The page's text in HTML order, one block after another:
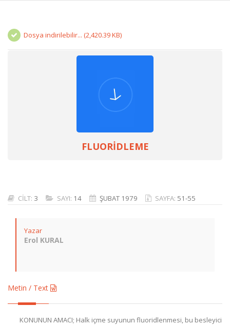
Dosya indirilebilir... (2,420.39 KB)
FLUORİDLEME
CİLT: 3 SAYI: 14 ŞUBAT 1979 SAYFA: 51-55
Yazar
Erol KURAL
Metin / Text
KONUNUN AMACI; Halk içme suyunun fluoridlenmesi, bu besleyici fluorid elementini çocukların içtikleri sudan normal miktarda almalarını sağlamak dolayısıyla diş çürümesine karşı yüksek bir mukavemet kazanmalarına yardımda bulunmak amacıyla içme sularında doğal olarak bulunan fluorid muhtevasını takviye etmek için ihdas edilmiştir. Fluoridleme bu nedenle bir diş sağlığı tedbiri olup, fluorid maddelerinin tatbiki için gerekli techizatın seçilmesi, montajı ve işletilmesi sorumluluğu bakımından bu sağlık tedbirinin yetkili sağlık kuruluşları tarafından teşvik edilmesi, bunların nezareti altında yürütülmesi ve su işleri makamlarının fiili yardımı ve işbirliği şarttır. Su tesviye tesisi işletmecilerinin fluoridleme hakkında bir derece bilgi edinmelerini sağlayabilmek amacıyla bu konuya burada özet halinde değinilmiştir. Suların fluoridlenmesi konusunda şu noktayı belirtmek gerekir ki, amacı bakımından şayanı arzu edilmiş olsa dahi, çok miktarda suyu tam sağlıklı evsafa getirmeyi karşılayabilecek yeterlikte ödenekleri mevcut bulunmayan yerlerde fluoridleme işine teşebbüs edilmemelidir. DESTEK; Bir diş sağlığı tedbiri Dünya Sağlık Teşkilatı ve bu arada diğer sağlık, bilimsel ve teknik kuruluşlardan resmen destek görmektedir. A.B.D.'de bu konuya geniş ölçüde destek gösteren kuruluşlar arasında Milli Araştırma Kurumu, Amerika Halk Sağlığı Birliği, Amerikan Diş Hekimleri Birliği, Amerikan Tıp Hekimleri Birliği ve Amerika Su İşleri Birliği bulunmaktadır. Halk sağlığına faydalarını sunmak uğrunda izlenen halk içme sularını fluoridleme politikası, aynı zamanda, Avustralya, Brezilya, Kanada, Çekoslovakya, Mısır, Finlandiya, Demokratik Alman Cumhuriyeti, İngiltere, Yunanistan, İtalya, Yeni Zelanda, Norveç, İsveç, Güney Afrika ve Yugoslavya ülkelerindeki tıbbi ve diş hekimleri birliklerinin de desteğini görmektedir. Başka bir sağlık ya da su tasfiye programının bu kadar yaygın destek göreceği şüphelidir. Halk sağlığında çok önemli yeri olan bu gelişmenin, bir toplum bölgesinde sağlık makamlarınca uygulanmasına geçildiğinde yerel su işleri makamları tarafından işbirliği göstermeleri gereklidir. FLUORİDLEMEYE KARŞI İTİRAZLAR; Bir takım nedenlerle içme sularının fluoridlenmesine karşı itirazlar yapılmaktadır ki, bunlara burada değinmeden geçemeyiz. Bazıları bu uygulamanın «kitle tedavisi» olduğunu bunun ise yine ya da örf ve adetlere aykırı olduğunu iddia etmektedir. Oysa başka sularda uygun konsantrasyonlarda mevcut bulunan bir besleyici elementin muhtevasındaki bir eksikliği gerektiğinde tamamlamaktan başka tedavi ile hiç bir ilgisi bulunmamaktadır. Bazıları da bir şehrin tüm içme suyunun büyüyen çocukların fiilen tükettiği küçük miktarda gerekli element ihtiva edecek şekilde tasviye edildiği açısından bu uygulamanın israf olduğuna itiraz etmektedirler. Bu iddia çocuk başına maliyetin daha sonraki bölümde değinilenden fazla olan yerler için geçerli olabilir. Bazı kişiler ise, fluoridlerin içme sularına katılmaması gerekli olan «tehlikeli» maddeler olduğu ya da çocuklara fluoridlerin sağlanmasının «başka yöntemlerle yapılması gerektiği kanaatindedirler. Su işleri işletmecilerinin iddiaları karşılayabilecek bir durumda olabilmeleri için bu son iki itirazı analiz etmek gerekir. Takriben 0,25 gram sodyum, fluorid alınmasıyla insanda akut hastalık meydana gelir. Bu miktar bir bardak suda bulunursa, takiben 1000 p.p.m. veya milyonda galon suda 4 tona eşit olabilir. Bunun aksine olarak, fluorid uygulamasında kullanılan 1.0 p.p.m. fluorid iyonun sağlanması için tasfiye olunan sodyum fluorid dozajı 2.3 p.p.m. (19 libre/milyon US galon)dur. Bu gerekli dozu ikmal etmek için seçilen hiç bir kimyasal madde besleyici aparat, ön görülen bu doz miktarını 400 katın üstünde çıkarılacak kadar ayarsız çaIışamaz. Takriben üç ay veya daha fazla süreyle içilmedikçe 1,5 p.p.m. fluorid ihtiva eden böyle bir suyu içen çocuklarda benekli diş meydana gelmemektedir. Pratik deneylerin gösterdiğine göre, her ne kadar kısa süreler için dozlar 1.0 - 1,5 p.p.m. sınırında olabilmekte ise de mutad dozlar ortalama olarak ön görülen dozlarıdan daha az miktardadır. Her halükarda eleştirilecek kontrol usulünde 3 ay süreyle % 50'nin üstünde sürekli hata olması hemen hemen imkansızdır. Fluoridin içme suyu yerine sofra tuzuna katılması taraf kazanmıştır. Çünkü tuzu, iyodlama usulünün iyi uygulanması guatırı önlemektedir. Bu maksat için gerekli iyot miktarı kişi başına günde takriben 0,01 mg olup düzenli şekilde alınması da şart değildir. Tuzun alınış miktarının büyüklerde değişik olması ve çocukların az miktarda veya hiç almaması gerçekleri iyotlu tuzun değerini kısıtlamamaktadır. Ne varki tuzun çocuklara düzenli tüketim sağlamasına güvenilmeyeceği aşikardır. Aynı şey süt için de geçerlidir. Çünkü, bu maddenin tüketimi muntazam veya dünya çapında değildir. Bundan başka, süt kaynaklarının çeşitli oluşu, yetkili makamlarca sütün uygun şekilde kontrol edilmesini engellemektedir. Tabletler kullanmak veya tam ölçülü olarak kullanmak üzere damlalıklı ilaç şişelerine konulmuş mahluller kullanmak suretiyle evlerde mahdut miktarda içme suyunu muameleye tabi tutulması mümkün ise de, bunun bir toplumda bütün çocuklara fayda sağlayan pratik yol olması daha çok ev sahiplerinin bu husustaki titizliğine, güvenirliğine ve su kaynaklarına dayanan bir husustur. Gerçekte halk içme sularının fluoridlenmesinin önemli bir avantajı, çocukların su içtiği bir toplum yerindeki evlerde, okullarda ve benzeri yerlerde durum ne olursa olsun bütün çocukların faydalanmalarının kontrol edilebilir nitelikte olmasıdır. DOĞAL SULARDA BULUNAN FLUORİDLER; Fluoridler tortusal kayalarda (kireç taşı, kum taşı) fluorspor halinde ve volkanik kayalarda (granit) eryolit halinde bulunur. Bu fluorid mineralleri hemen hemen suda çözülmediklerinden (erimediklerinden) fluoridler ancak bunların erimelerine elverişli olan yerlerdeki yeraltı sularında bulunacaktır. Kuraklık dönemlerinde yeraltı suyunun buharlaşarak geri kalan sığ sulardaki fluorit muhtevanın artmasına yol açan özel durumlar dışında, doğal sularda karşılaşılan fluorid iyon muhtevasının azami miktarı 14 p.p.m.'dir. Sözü geçen özel durumlarda ise derin olmayan kuyu sularındaki fluorit muhtevasında suya acı bir tat verecek derecede 30 p.p.m. üstünde fluoridler bulunmaktadır. Fluorid taşıyan suların dünyaya dağılışı hakkında geniş teknik veriler bulunmamaktadır. Bununla beraber doğal suların çoğunda 0.3 p.p.m.'den az miktarda fluorit bulunduğu bilinmektedir. Bu nedenledir ki, bu düşük doğal muhtevanın fluoridleme suretiyle artırılması çok yaygın bir ihtiyaç olmaktadır. ABD'de normal miktar civarında fluoridleri ihtiva eden doğal sular ancak takriben 3 milyon nüfusun ihtiyacını karşılayabilecek düzeydedir. Bazı bölgelerde 1,5 p.p.m. veya daha fazla miktarda bir fluorit ihtiva eden sular bulunmakla beraber bunların sayıları daha da mahduttur. SUDAN FAZLA FLUORİDLERİN KURTARILMASI; Magnezyum ihtiva eden suların yumuşatılmasında uygulanması dışında mutad tasfiye yöntemleriyle fluoridlerin kurtarılmasında ekonomik yollar yoktur. Magnezyum bulunmayan sert (acı) sular yumuşatma işleminde fluoridlerin çökeltilmesi için gerekli magnezyum dolomit kireci kullanılarak verilmelidir. SU FLUORİDLEME UYGULAMASI; Halk içme sularına fluoridlerin tatbik edilmesinde kullanılan yöntemler, suyun çökeltilmesinde kullanılan yöntemlere benzer. En önemli farkı kimyasal dozların daha sıhhatli kontrol altında tutulmasının gerektirmesidir. Fakat bu muameleye tabi tutulan suyun ısısı veya diğer karakter ristikleri ne olursa olsun verilen dozun sabit oluşu dolayısıyla karmaşık işlemleri içermeden büyük kolaylıkla yapılabilmekte ve laboratuvar kontrolu sadece bir tek deneyi gerektirmektedir. LABORATUVAR KONTROLU; İçme sularının fluoridlenmesi bir halk sağlığı konusu olduğundan özellikle halka verilen suyun çindeki fluoridlerin miktarının ayrı ayrı değerlendirilmesinde yerel sağlık kuruluşları da katılmak isteyeceklerdir. Su işleri ve sağlık yetkilileri arasında raporlar teati edilmesi için düzenler kurulmalıdır. Birçok durumlarda yerel sağlık daireleri laboratuvar yöntemlerini su işleri dairelerinden daha iyi bir şekilde yürütülebilmektedirler. Bu durumlarda tesis kontrol testleri ile uygulanacak tesis kontrolu için düzenlemeler yapılması ve tesbiti, standart yöntemleri izleyecek sağlık yetkilileri tarafından yapılmalıdır. Taylor analiz cihazı gibi muayyen test kitleri (takımları) ile elde edilen sonuçlar, test kitinin ve belirteçlerin kontrolu ve test kitini kullanan operatörün renk değerlerini tefsir etmek yeteneğinin kontrolu bakımından, standart yöntemlerle elde edilen sonuçlarla kıyasIanmalıdır. Çünkü bir test kiti ile tayin olunan bir numunenin içinde görülen fluoridlerin konsantrasyonu, aynı numunenin standart yöntemle deneyinde verdiğindekinden ortalama olarak daha düşük olduğu görülebilir. Bu nedenle bir kit, standart yöntemlerin verdiğinden takriben 0,2 p.p.m. daha düşük değerler verebilir ki, bu da fluorid muhtevasını istenilen 1.0 p.p.m. değerine çıkarılması için operatöre 0,8 p.p.m. görünüm değerini kullanması hususunda kılavuzluk edecektir. Standart laboratuvar yöntemleri kullanırken önleyici tedbirlerin çoğu da alınmalıdır. Suların fluorid muhtevasını test için daha da sıhhatli bir yöntemin sağlanması bakımından sürekli araştırma yapılmaktadır. MALİYETLER; Halk içme sularının fluoridleme maliyeti o yöredeki kimyasal maddelerin ve techizatın maliyetine muameleye tabi tutulacak su kaynağının sayısına ve fluoridlerin tek işlemle mi yoksa işletme personeli tarafından nezaret edilen işlemlerden biriyle mi yapılacağına bağlıdır. Genellikle fluorid klorlama ya da filitreleme ile yapılır. Bununla beraber muameleye tabi tutulmamış kuyu suları, pompa operatörlerinin görevlerini fazla artırmadan fluoridlenebilir. Bu nedenledir ki bir su fluoridlenirken genellikle nezaret maiyetinde artış ya çok az olmakta ya da hiç olmamaktadır. Küçük toplum yerlerinde izole edilmiş birkaç kuyu ile hizmetle bulunabilir, buna karşın çok büyük toplum yerlerinde sade